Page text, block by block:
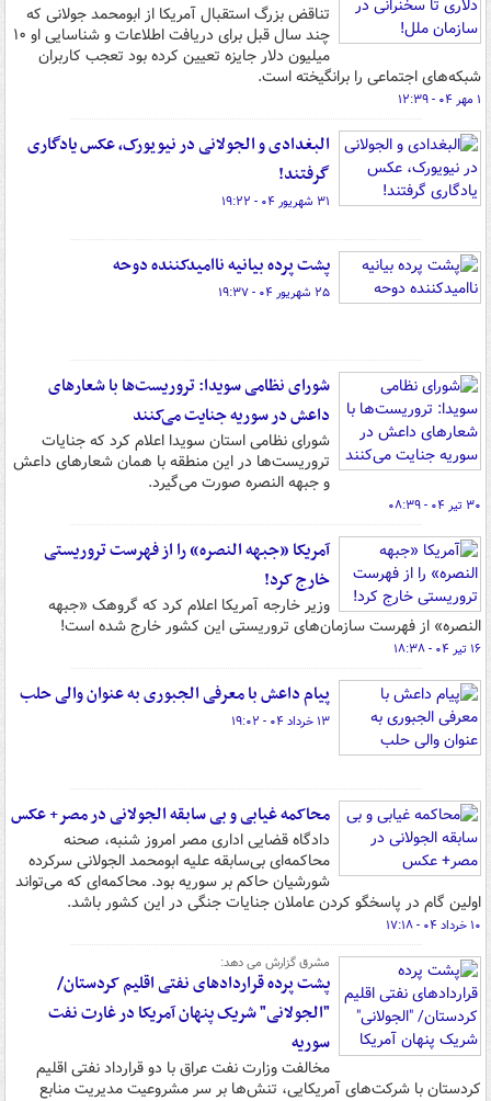
تناقض بزرگ استقبال آمریکا از ابومحمد جولانی که
چند سال قبل برای دریافت اطلاعات و شناسایی او ۱۰
میلیون دلار جایزه تعیین کرده بود تعجب کاربران
شبکه‌های اجتماعی را برانگیخته است.
۱ مهر ۰۴ - ۱۲:۳۹
البغدادی و الجولانی در نیویورک، عکس یادگاری
گرفتند!
۳۱ شهریور ۰۴ - ۱۹:۲۲
پشت پرده بیانیه ناامیدکننده دوحه
۲۵ شهریور ۰۴ - ۱۹:۳۷
شورای نظامی سویدا: تروریست‌ها با شعارهای
داعش در سوریه جنایت می‌کنند
شورای نظامی استان سویدا اعلام کرد که جنایات
تروریست‌ها در این منطقه با همان شعارهای داعش
و جبهه النصره صورت می‌گیرد.
۳۰ تیر ۰۴ - ۰۸:۳۹
آمریکا «جبهه النصره» را از فهرست تروریستی
خارج کرد!
وزیر خارجه آمریکا اعلام کرد که گروهک «جبهه
النصره» از فهرست سازمان‌های تروریستی این کشور خارج شده است!
۱۶ تیر ۰۴ - ۱۸:۳۸
پیام داعش با معرفی الجبوری به عنوان والی حلب
۱۳ خرداد ۰۴ - ۱۹:۰۲
محاکمه غیابی و بی سابقه الجولانی در مصر+ عکس
دادگاه قضایی اداری مصر امروز شنبه، صحنه
محاکمه‌ای بی‌سابقه علیه ابومحمد الجولانی سرکرده
شورشیان حاکم بر سوریه بود. محاکمه‌ای که می‌تواند
اولین گام در پاسخگو کردن عاملان جنایات جنگی در این کشور باشد.
۱۰ خرداد ۰۴ - ۱۷:۱۸
مشرق گزارش می دهد:
پشت پرده قراردادهای نفتی اقلیم کردستان/
"الجولانی" شریک پنهان آمریکا در غارت نفت
سوریه
مخالفت وزارت نفت عراق با دو قرارداد نفتی اقلیم
کردستان با شرکت‌های آمریکایی، تنش‌ها بر سر مشروعیت مدیریت منابع